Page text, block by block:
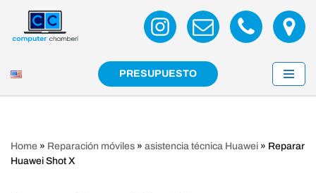
Saltar
PRESUPUESTO
Home » Reparación móviles » asistencia técnica Huawei » Reparar
Huawei Shot X